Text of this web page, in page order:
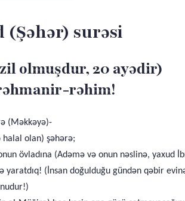
(Şəhər) surəsi
olmuşdur, 20 ayədir)
rəhim!
(Məkkəyə)-
halal olan) şəhərə;
övladına (Adəmə və onun nəslinə, yaxud
yaratdıq! (İnsan doğulduğu gündən qəbir